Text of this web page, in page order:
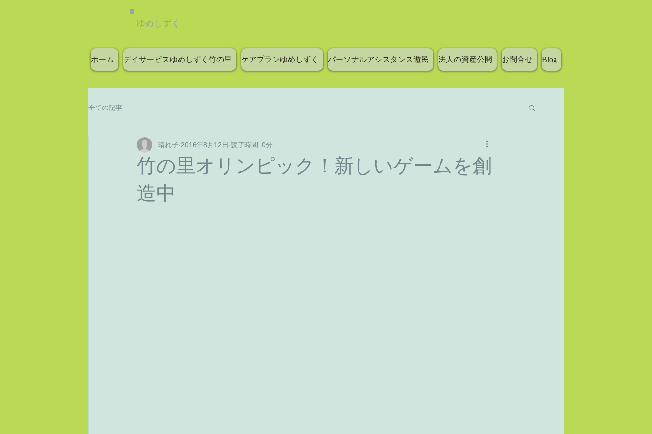
ゆめしずく
ホーム デイサービスゆめしずく竹の里 ケアプランゆめしずく パーソナルアシスタンス遊民 法人の資産公開 お問合せ Blog
全ての記事
竹の里オリンピック！新しいゲームを創
造中
晴れ子 2016年8月12日 読了時間: 0分